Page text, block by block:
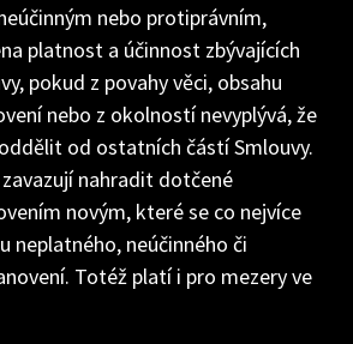
nebo protiprávním,
platnost a účinnost zbývajících
pokud z povahy věci, obsahu
nebo z okolností nevyplývá, že
od ostatních částí Smlouvy.
nahradit dotčené
novým, které se co nejvíce
neplatného, neúčinného či
Totéž platí i pro mezery ve